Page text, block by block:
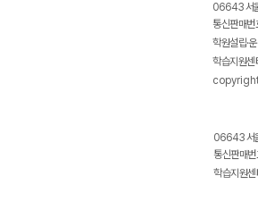
06643 서
통신판매
학원설립·
학습지원
06643 서
통신판매
학습지원